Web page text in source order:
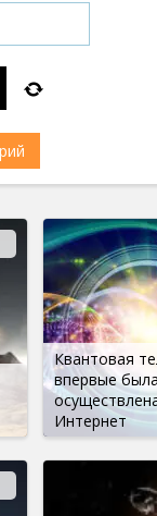
Квантовая
впервые была
Интернет